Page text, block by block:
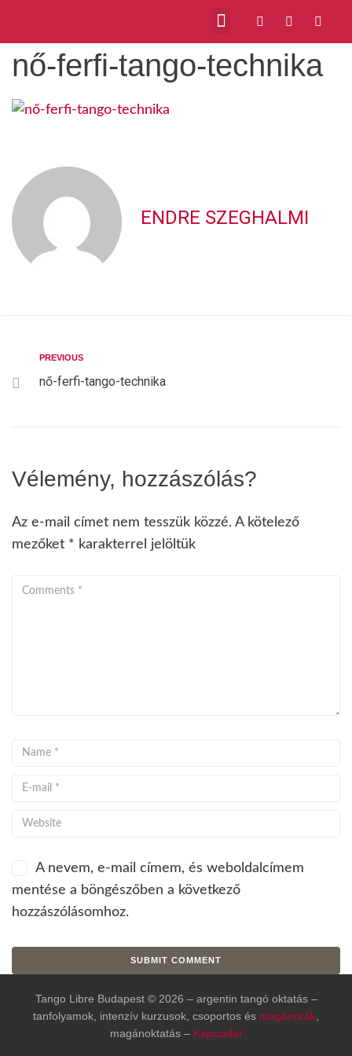
nő-ferfi-tango-technika
ENDRE SZEGHALMI
PREVIOUS
nő-ferfi-tango-technika
Vélemény, hozzászólás?
Az e-mail címet nem tesszük közzé. A kötelező
mezőket * karakterrel jelöltük
A nevem, e-mail címem, és weboldalcímem
mentése a böngészőben a következő
hozzászólásomhoz.
Tango Libre Budapest © 2026 – argentin tangó oktatás –
tanfolyamok, intenzív kurzusok, csoportos és magánórák
magánoktatás – Kapcsolat